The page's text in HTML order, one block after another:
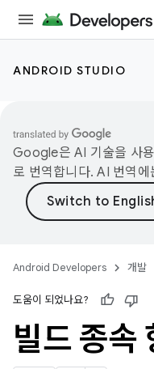
ANDROID STUDIO
Google은 AI 기술을 사
로 번역합니다. AI 번역
Android Developers 개발
도움이 되었나요?
빌드 종속